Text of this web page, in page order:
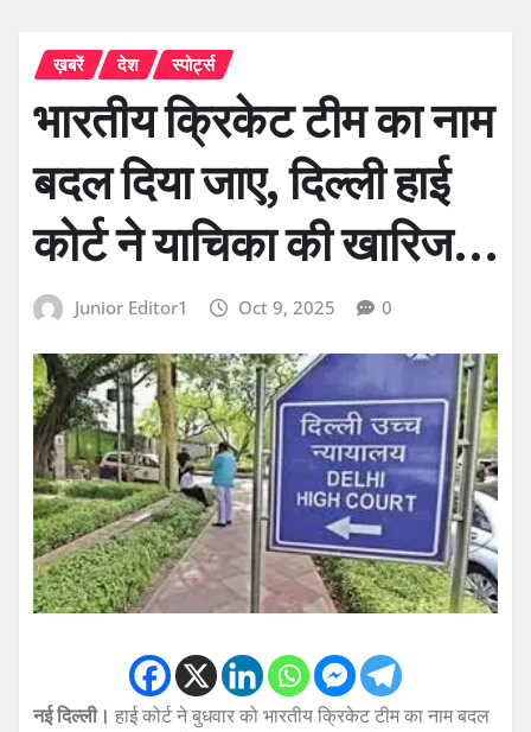
ख़बरें देश स्पोर्ट्स
भारतीय क्रिकेट टीम का नाम
बदल दिया जाए, दिल्ली हाई
कोर्ट ने याचिका की खारिज…
Junior Editor1 Oct 9, 2025 0
नई दिल्ली। हाई कोर्ट ने बुधवार को भारतीय क्रिकेट टीम का नाम बदल